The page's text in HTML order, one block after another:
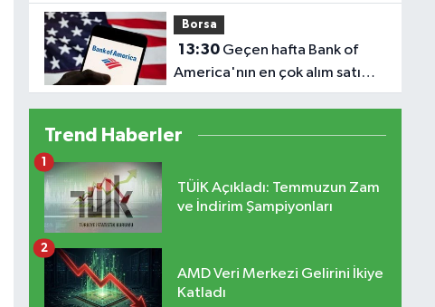
Borsa
13:30Geçen hafta Bank of
America'nın en çok alım satım
yaptığı hisseler
Trend Haberler
TÜİK Açıkladı: Temmuzun Zam
ve İndirim Şampiyonları
1
AMD Veri Merkezi Gelirini İkiye
Katladı
2